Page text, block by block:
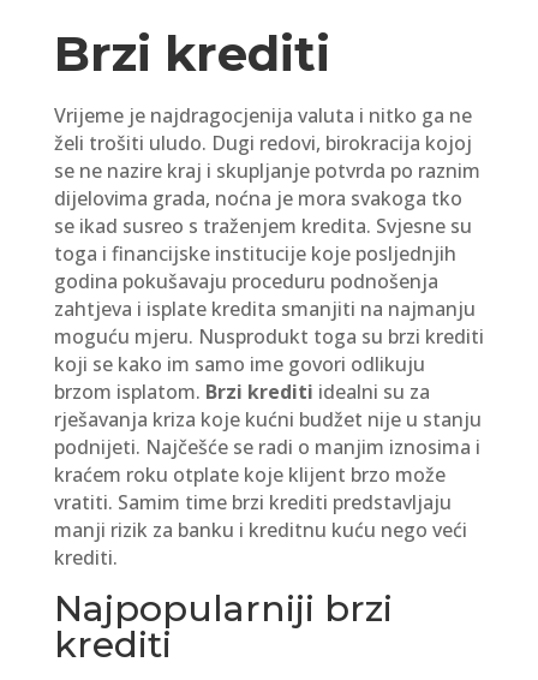
Brzi krediti
Vrijeme je najdragocjenija valuta i nitko ga ne
želi trošiti uludo. Dugi redovi, birokracija kojoj
se ne nazire kraj i skupljanje potvrda po raznim
dijelovima grada, noćna je mora svakoga tko
se ikad susreo s traženjem kredita. Svjesne su
toga i financijske institucije koje posljednjih
godina pokušavaju proceduru podnošenja
zahtjeva i isplate kredita smanjiti na najmanju
moguću mjeru. Nusprodukt toga su brzi krediti
koji se kako im samo ime govori odlikuju
brzom isplatom. Brzi krediti idealni su za
rješavanja kriza koje kućni budžet nije u stanju
podnijeti. Najčešće se radi o manjim iznosima i
kraćem roku otplate koje klijent brzo može
vratiti. Samim time brzi krediti predstavljaju
manji rizik za banku i kreditnu kuću nego veći
krediti.
Najpopularniji brzi
krediti